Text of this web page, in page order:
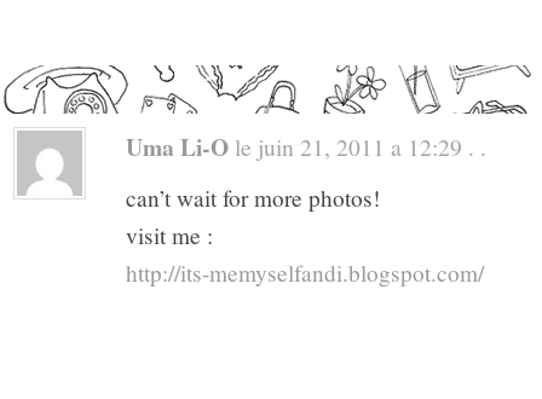
Uma Li-O le juin 21, 2011 a 12:29 . .
can’t wait for more photos!
visit me :
http://its-memyselfandi.blogspot.com/